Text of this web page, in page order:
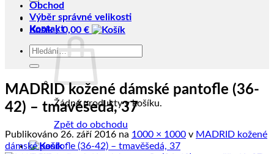
Košík /0,00 €
Žádné produkty v košíku.
Zpět do obchodu
Obchod
Výběr správné velikosti
Kontakt
Hledat:
MADRID kožené dámské pantofle (36-
42) – tmavěšedá, 37
Publikováno 26. září 2016 na 1000 × 1000 v MADRID kožené
dámské pantofle (36-42) – tmavěšedá, 37